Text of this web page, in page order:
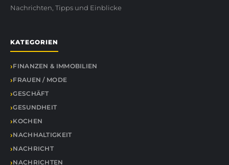
Nachrichten, Tipps und Einblicke
KATEGORIEN
FINANZEN & IMMOBILIEN
FRAUEN / MODE
GESCHÄFT
GESUNDHEIT
KOCHEN
NACHHALTIGKEIT
NACHRICHT
NACHRICHTEN